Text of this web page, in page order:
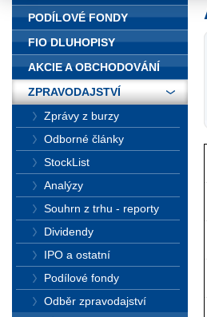
PODÍLOVÉ FONDY
FIO DLUHOPISY
AKCIE A OBCHODOVÁNÍ
ZPRAVODAJSTVÍ
Zprávy z burzy
Odborné články
StockList
Analýzy
Souhrn z trhu - reporty
Dividendy
IPO a ostatní
Podílové fondy
Odběr zpravodajství